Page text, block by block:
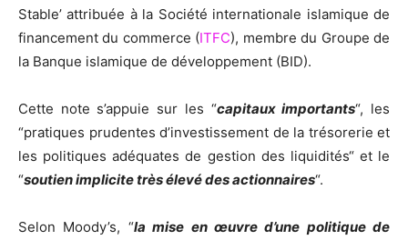
Stable’ attribuée à la Société internationale islamique de
financement du commerce (ITFC), membre du Groupe de
la Banque islamique de développement (BID).
Cette note s’appuie sur les “capitaux importants“, les
“pratiques prudentes d’investissement de la trésorerie et
les politiques adéquates de gestion des liquidités“ et le
“soutien implicite très élevé des actionnaires“.
Selon Moody’s, “la mise en œuvre d’une politique de